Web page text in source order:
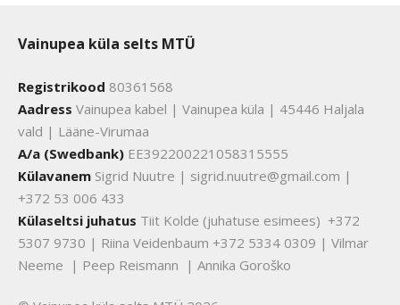
Vainupea küla selts MTÜ
Registrikood 80361568
Aadress Vainupea kabel | Vainupea küla | 45446 Haljala
vald | Lääne-Virumaa
A/a (Swedbank) EE392200221058315555
Külavanem Sigrid Nuutre | sigrid.nuutre@gmail.com |
+372 53 006 433
Külaseltsi juhatus Tiit Kolde (juhatuse esimees) +372
5307 9730 | Riina Veidenbaum +372 5334 0309 | Vilmar
Neeme | Peep Reismann | Annika Goroško